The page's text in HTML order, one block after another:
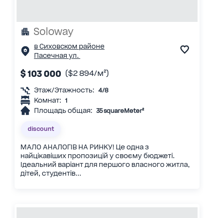
Soloway
в Сиховском районе
Пасечная ул.
$ 103 000 ($2 894/м²)
Этаж/Этажность: 4/8
Комнат: 1
Площадь общая: 35 squareMeter²
discount
МАЛО АНАЛОГІВ НА РИНКУ! Це одна з
найцікавіших пропозицій у своєму бюджеті.
Ідеальний варіант для першого власного житла,
дітей, студентів...